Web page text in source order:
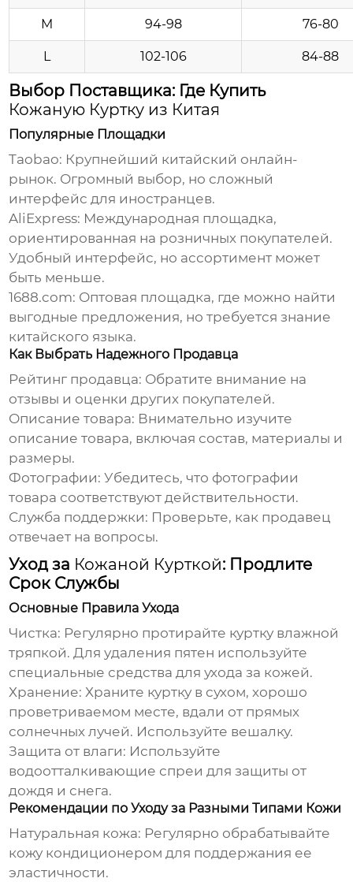
M 94-98 76-80
L 102-106 84-88
Выбор Поставщика: Где Купить
Кожаную Куртку из Китая
Популярные Площадки
Taobao: Крупнейший китайский онлайн-
рынок. Огромный выбор, но сложный
интерфейс для иностранцев.
AliExpress: Международная площадка,
ориентированная на розничных покупателей.
Удобный интерфейс, но ассортимент может
быть меньше.
1688.com: Оптовая площадка, где можно найти
выгодные предложения, но требуется знание
китайского языка.
Как Выбрать Надежного Продавца
Рейтинг продавца: Обратите внимание на
отзывы и оценки других покупателей.
Описание товара: Внимательно изучите
описание товара, включая состав, материалы и
размеры.
Фотографии: Убедитесь, что фотографии
товара соответствуют действительности.
Служба поддержки: Проверьте, как продавец
отвечает на вопросы.
Уход за Кожаной Курткой: Продлите
Срок Службы
Основные Правила Ухода
Чистка: Регулярно протирайте куртку влажной
тряпкой. Для удаления пятен используйте
специальные средства для ухода за кожей.
Хранение: Храните куртку в сухом, хорошо
проветриваемом месте, вдали от прямых
солнечных лучей. Используйте вешалку.
Защита от влаги: Используйте
водоотталкивающие спреи для защиты от
дождя и снега.
Рекомендации по Уходу за Разными Типами Кожи
Натуральная кожа: Регулярно обрабатывайте
кожу кондиционером для поддержания ее
эластичности.